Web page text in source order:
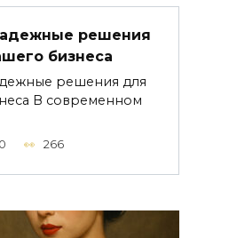
решения
бизнеса
решения для
В современном
0 266